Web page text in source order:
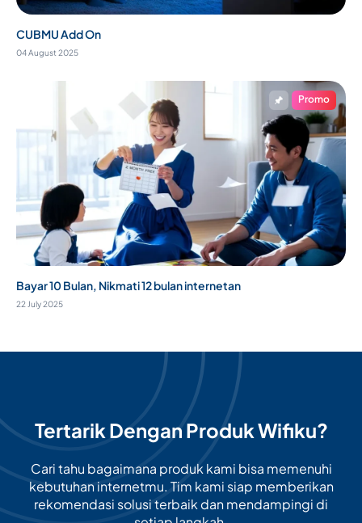
CUBMU Add On
04 August 2025
Promo
Bayar 10 Bulan, Nikmati 12 bulan internetan
22 July 2025
Tertarik Dengan Produk Wifiku?
Cari tahu bagaimana produk kami bisa memenuhi
kebutuhan internetmu. Tim kami siap memberikan
rekomendasi solusi terbaik dan mendampingi di